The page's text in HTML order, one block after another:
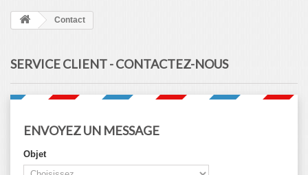
Contact
SERVICE CLIENT - CONTACTEZ-NOUS
ENVOYEZ UN MESSAGE
Objet